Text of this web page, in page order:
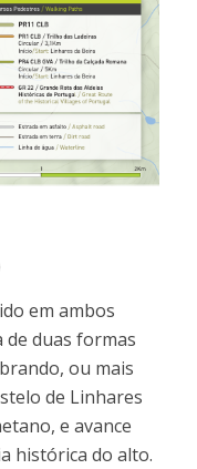
em ambos
duas formas
ou mais
de Linhares
e avance
histórica do alto.